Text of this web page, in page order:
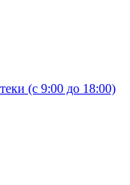
(с 9:00 до 18:00)